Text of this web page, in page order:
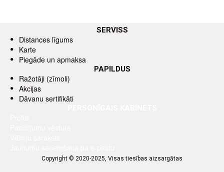
SERVISS
Distances līgums
Karte
Piegāde un apmaksa
PAPILDUS
Ražotāji (zīmoli)
Akcijas
Dāvanu sertifikāti
Copyright © 2020-2025, Visas tiesības aizsargātas